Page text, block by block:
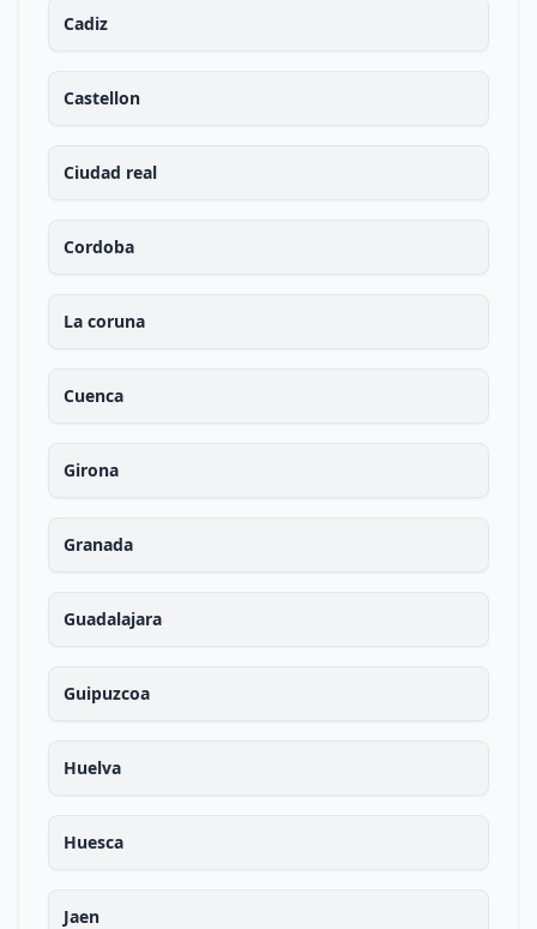
Cadiz
Castellon
Ciudad real
Cordoba
La coruna
Cuenca
Girona
Granada
Guadalajara
Guipuzcoa
Huelva
Huesca
Jaen